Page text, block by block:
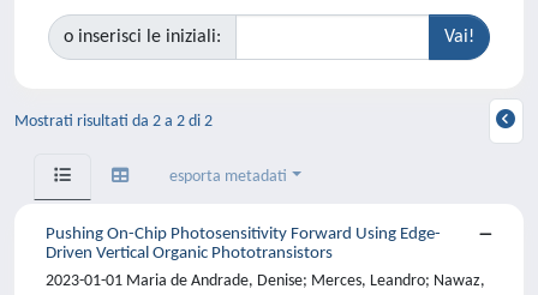
o inserisci le iniziali:
Mostrati risultati da 2 a 2 di 2
esporta metadati
Pushing On-Chip Photosensitivity Forward Using Edge-
Driven Vertical Organic Phototransistors
2023-01-01 Maria de Andrade, Denise; Merces, Leandro; Nawaz,